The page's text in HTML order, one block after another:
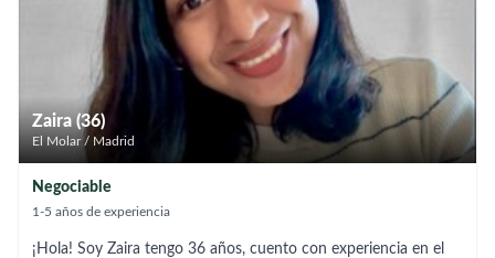
comidas saludables adaptadas a sus necesidades. Soy una
persona responsable, organizada, paciente y discreta,
comprometida con crear un ambiente con entorno seguro,
agradable y de confianza. Si buscas tranquilidad y buen
cuidado para su ser querido, estaré encantada de ayudarte
Zaira (36)
El Molar / Madrid
Negociable
1-5 años de experiencia
¡Hola! Soy Zaira tengo 36 años, cuento con experiencia en el